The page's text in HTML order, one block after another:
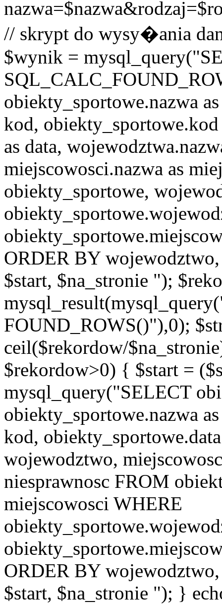
// skrypt do wysy�ania
$wynik =
obiekty_sportowe.nazwa
kod,
as data,
miejscowosci.nazwa as
obiekty_sportowe,
ORDER BY
$start, $na_stronie ");
FOUND_ROWS()"),0);
ceil($rekordow/
$rekordow>0) { $start =
mysql_query("SELECT
obiekty_sportowe.nazwa
kod,
wojewodztwo,
niesprawnosc FROM
miejscowosci WHERE
ORDER BY
$start, $na_stronie "); }